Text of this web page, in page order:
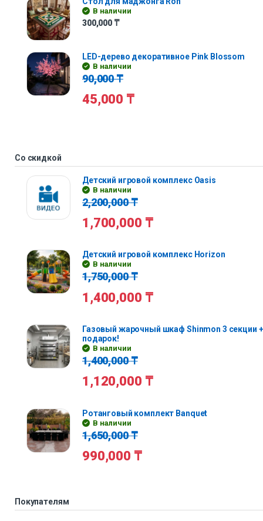
В наличии
300,000 ₸
LED-дерево декоративное Pink Blossom
В наличии
90,000₸
45,000 ₸
Со скидкой
Детский игровой комплекс Oasis
В наличии
2,200,000₸
1,700,000 ₸
Детский игровой комплекс Horizon
В наличии
1,750,000₸
1,400,000 ₸
Газовый жарочный шкаф Shinmon 3 секции
подарок!
В наличии
1,400,000₸
1,120,000 ₸
Ротанговый комплект Banquet
В наличии
1,650,000₸
990,000 ₸
Покупателям